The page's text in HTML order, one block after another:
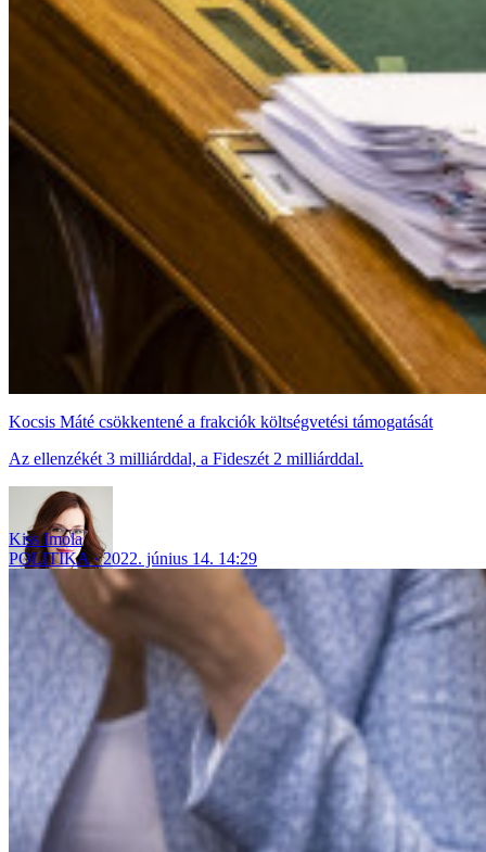
Kocsis Máté csökkentené a frakciók költségvetési támogatását
Az ellenzékét 3 milliárddal, a Fideszét 2 milliárddal.
Kiss Imola
POLITIKA
2022. június 14. 14:29